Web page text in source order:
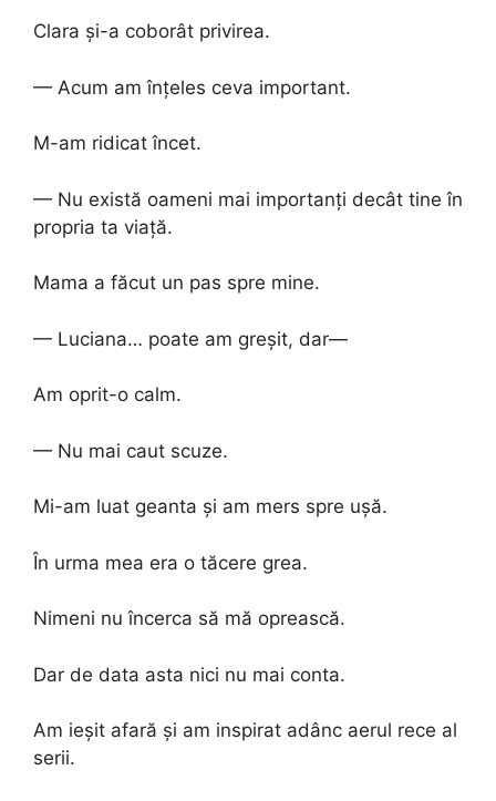
Clara și-a coborât privirea.
— Acum am înțeles ceva important.
M-am ridicat încet.
— Nu există oameni mai importanți decât tine în
propria ta viață.
Mama a făcut un pas spre mine.
— Luciana… poate am greșit, dar—
Am oprit-o calm.
— Nu mai caut scuze.
Mi-am luat geanta și am mers spre ușă.
În urma mea era o tăcere grea.
Nimeni nu încerca să mă oprească.
Dar de data asta nici nu mai conta.
Am ieșit afară și am inspirat adânc aerul rece al
serii.